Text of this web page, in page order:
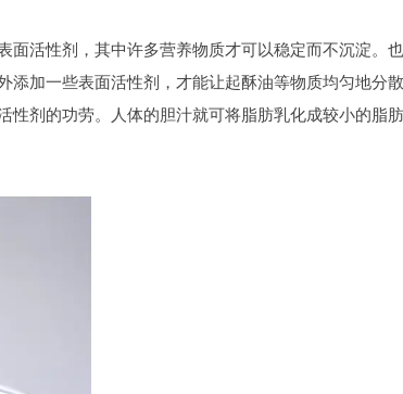
面活性剂，其中许多营养物质才可以稳定而不沉淀。
加一些表面活性剂，才能让起酥油等物质均匀地分散
剂的功劳。人体的胆汁就可将脂肪乳化成较小的脂